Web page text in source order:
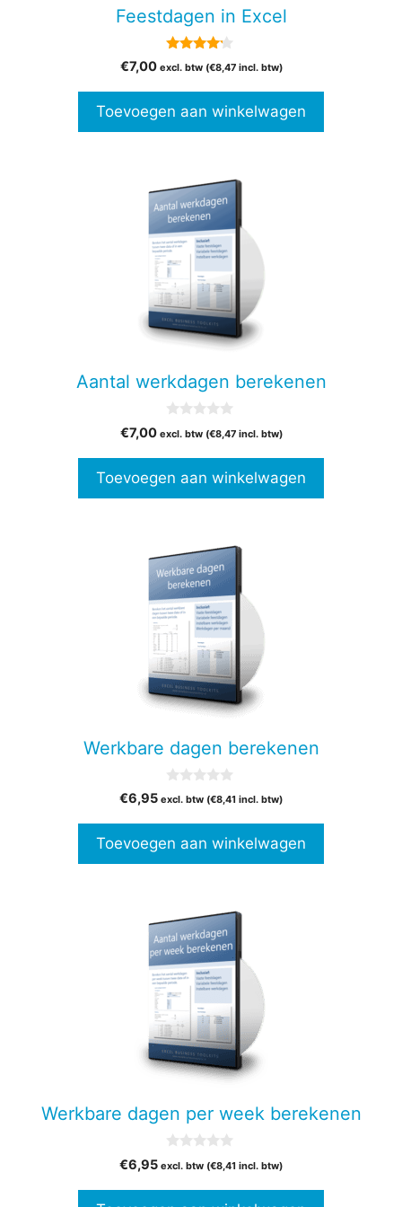
Feestdagen in Excel
4.00
van 5
€7,00 excl. btw (€8,47incl. btw)
Toevoegen aan winkelwagen
Aantal werkdagen berekenen
v
5
€7,00 excl. btw (€8,47incl. btw)
Toevoegen aan winkelwagen
Werkbare dagen berekenen
v
5
€6,95 excl. btw (€8,41 incl. btw)
Toevoegen aan winkelwagen
Werkbare dagen per week berekenen
v
€6,95 excl. btw (€8,41 incl. btw)